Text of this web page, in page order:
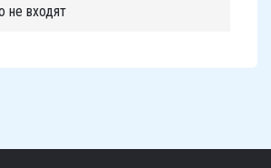
не входят